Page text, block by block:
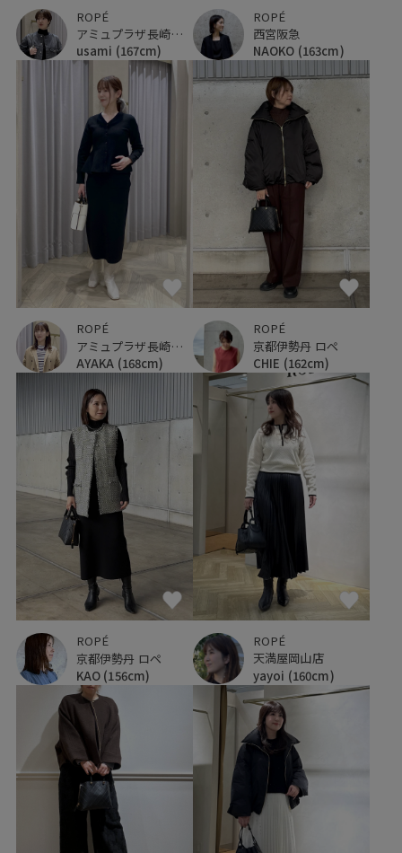
ROPÉ
アミュプラザ長崎新館
usami (167cm)
ROPÉ
西宮阪急
NAOKO (163cm)
ROPÉ
アミュプラザ長崎新館
AYAKA (168cm)
ROPÉ
京都伊勢丹 ロペ
CHIE (162cm)
ROPÉ
京都伊勢丹 ロペ
KAO (156cm)
ROPÉ
天満屋岡山店
yayoi (160cm)